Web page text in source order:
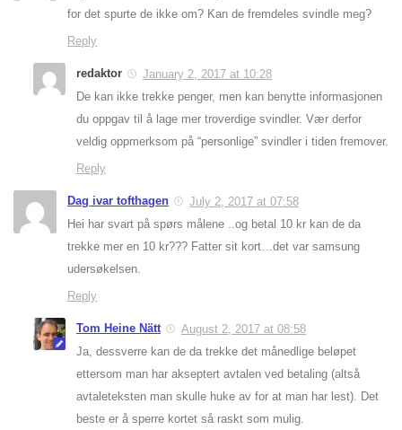
for det spurte de ikke om? Kan de fremdeles svindle meg?
Reply
redaktor
January 2, 2017 at 10:28
De kan ikke trekke penger, men kan benytte informasjonen
du oppgav til å lage mer troverdige svindler. Vær derfor
veldig oppmerksom på “personlige” svindler i tiden fremover.
Reply
Dag ivar tofthagen
July 2, 2017 at 07:58
Hei har svart på spørs målene ..og betal 10 kr kan de da
trekke mer en 10 kr??? Fatter sit kort…det var samsung
udersøkelsen.
Reply
Tom Heine Nätt
August 2, 2017 at 08:58
Ja, dessverre kan de da trekke det månedlige beløpet
ettersom man har akseptert avtalen ved betaling (altså
avtaleteksten man skulle huke av for at man har lest). Det
beste er å sperre kortet så raskt som mulig.